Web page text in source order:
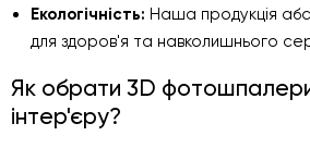
Екологічність: Наша продукція
для здоров'я та навколишнього
Як обрати 3D
інтер'єру?